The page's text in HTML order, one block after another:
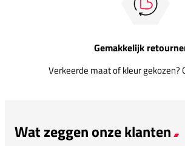
Gemakkelijk
Verkeerde maat of kleur gekozen?
Wat zeggen onze klanten